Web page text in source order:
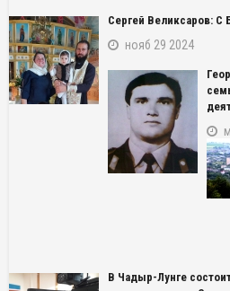
Сергей Великсаров: С
нояб 29 2024
В Чадыр-Лунге